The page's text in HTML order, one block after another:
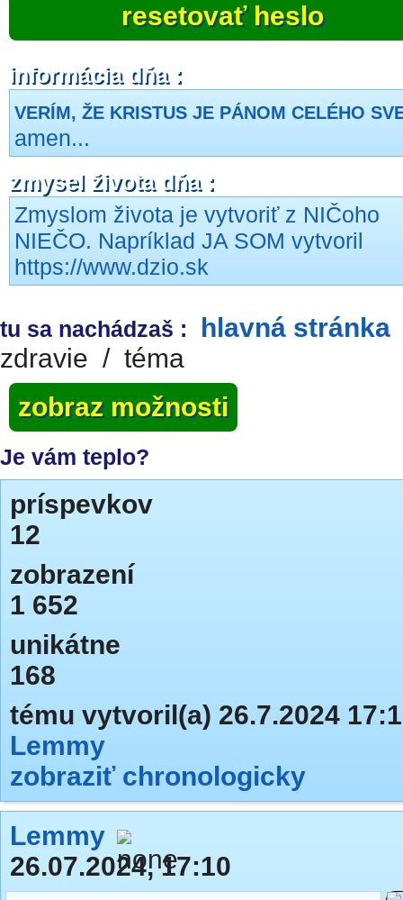
resetovať heslo
informácia dňa :
VERÍM, ŽE KRISTUS JE PÁNOM CELÉHO
amen...
zmysel života dňa :
Zmyslom života je vytvoriť z NIČoho
NIEČO. Napríklad JA SOM vytvoril
https://www.dzio.sk
tu sa nachádzaš : hlavná stránka
zdravie / téma
zobraz možnosti
Je vám teplo?
príspevkov
12
zobrazení
1 652
unikátne
168
tému vytvoril(a) 26.7.2024
Lemmy
zobraziť chronologicky
Lemmy
26.07.2024, 17:10